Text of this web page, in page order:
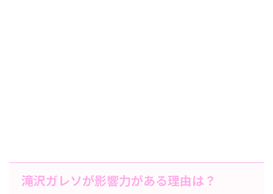
滝沢ガレソが影響力がある理由は？